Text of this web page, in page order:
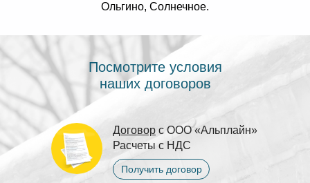
Ольгино, Солнечное.
Посмотрите условия
наших договоров
Договор с ООО «Альплайн»
Расчеты с НДС
Получить договор